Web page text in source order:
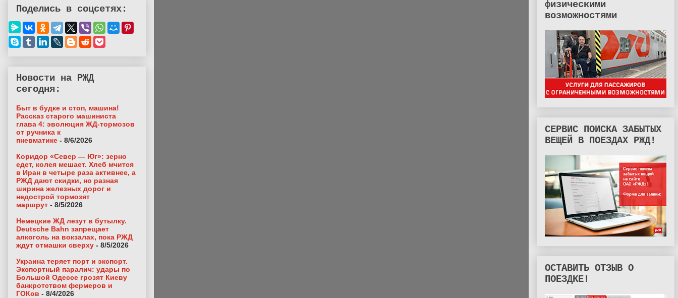
Поделись в соцсетях:
Новости на РЖД
сегодня:
Быт в будке и стоп, машина!
Рассказ старого машиниста
глава 4: эволюция ЖД-тормозов
от ручника к
пневматике - 8/6/2026
Коридор «Север — Юг»: зерно
едет, колея мешает. Хлеб мчится
в Иран в четыре раза активнее, а
РЖД дают скидки, но разная
ширина железных дорог и
недострой тормозят
маршрут - 8/5/2026
Немецкие ЖД лезут в бутылку.
Deutsche Bahn запрещает
алкоголь на вокзалах, пока РЖД
ждут отмашки сверху - 8/5/2026
Украина теряет порт и экспорт.
Экспортный паралич: удары по
Большой Одессе грозят Киеву
банкротством фермеров и
ГОКов - 8/4/2026
физическими
возможностями
СЕРВИС ПОИСКА ЗАБЫТЫХ
ВЕЩЕЙ В ПОЕЗДАХ РЖД!
ОСТАВИТЬ ОТЗЫВ О
ПОЕЗДКЕ!